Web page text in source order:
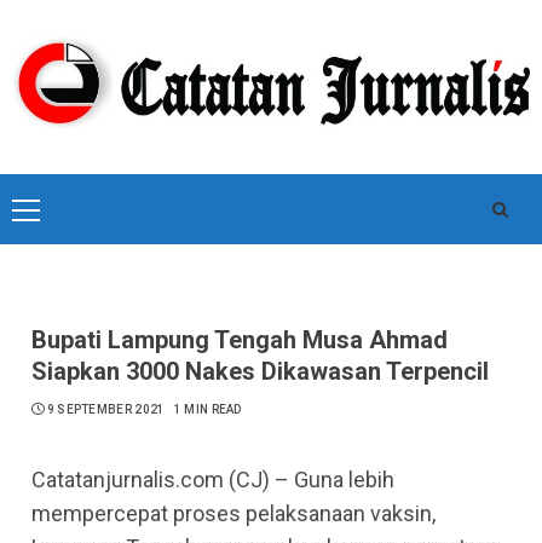
content
Primary
Menu
Bupati Lampung Tengah Musa Ahmad
Siapkan 3000 Nakes Dikawasan Terpencil
9 SEPTEMBER 2021 1 MIN READ
Catatanjurnalis.com (CJ) – Guna lebih
mempercepat proses pelaksanaan vaksin,